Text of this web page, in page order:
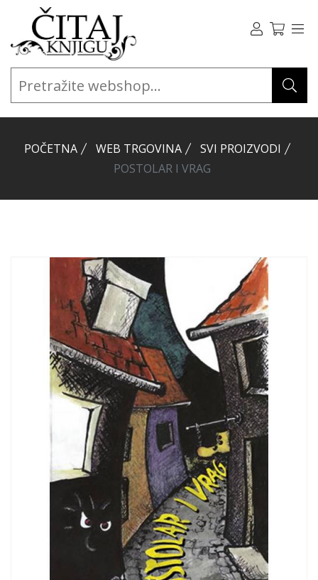
POČETNA WEB TRGOVINA
SVI PROIZVODI
POSTOLAR I VRAG